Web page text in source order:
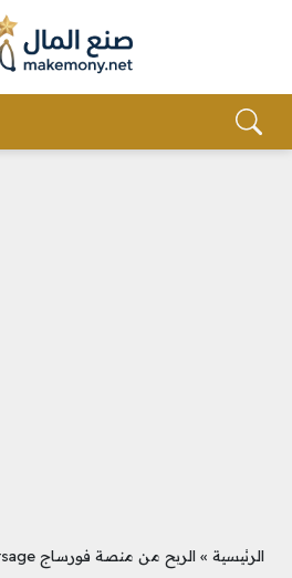
الرئيسية » الربح من منصة فورساج forsage